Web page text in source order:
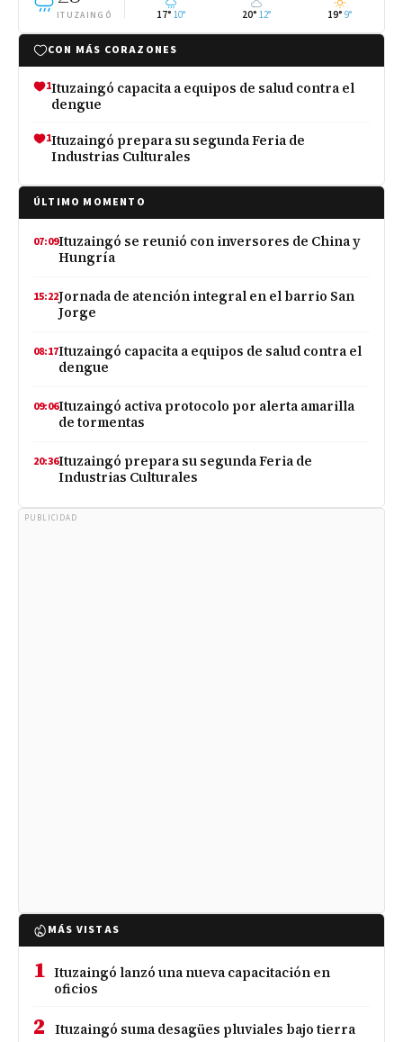
ITUZAINGÓ 17° 10° 20° 12° 19° 9°
CON MÁS CORAZONES
1Ituzaingó capacita a equipos de salud contra el
dengue
1Ituzaingó prepara su segunda Feria de
Industrias Culturales
ÚLTIMO MOMENTO
07:09Ituzaingó se reunió con inversores de China y
Hungría
15:22Jornada de atención integral en el barrio San
Jorge
08:17Ituzaingó capacita a equipos de salud contra el
dengue
09:06Ituzaingó activa protocolo por alerta amarilla
de tormentas
20:36Ituzaingó prepara su segunda Feria de
Industrias Culturales
PUBLICIDAD
MÁS VISTAS
1 Ituzaingó lanzó una nueva capacitación en
oficios
2 Ituzaingó suma desagües pluviales bajo tierra